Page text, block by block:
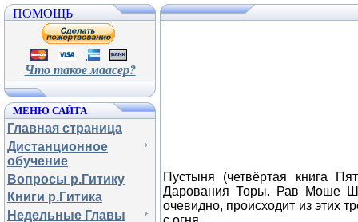
ПОМОЩЬ
Что такое маасер?
МЕНЮ САЙТА
Главная страница
Дистанционное
обучение
Вопросы р.Гитику
Книги р.Гитика
Недельные Главы
Пустыня (четвёртая книга
Дарования Торы. Рав Моше
очевидно, происходит из этих